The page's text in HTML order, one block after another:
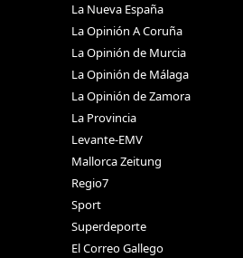
La Nueva España
La Opinión A Coruña
La Opinión de Murcia
La Opinión de Málaga
La Opinión de Zamora
La Provincia
Levante-EMV
Mallorca Zeitung
Regio7
Sport
Superdeporte
El Correo Gallego